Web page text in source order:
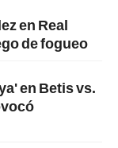
en Real
de fogueo
en Betis vs.